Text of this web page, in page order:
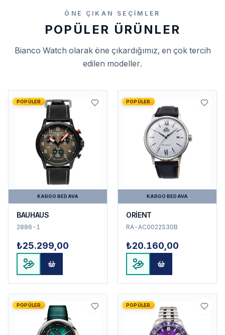
ÖNE ÇIKAN SEÇIMLER
POPÜLER ÜRÜNLER
Bianco Watch olarak öne çıkardığımız, en çok tercih
edilen modeller.
POPÜLER
KARGO BEDAVA
BAUHAUS
2886-1
₺25.299,00
POPÜLER
KARGO BEDAVA
ORİENT
RA-AC0022S30B
₺20.160,00
POPÜLER POPÜLER